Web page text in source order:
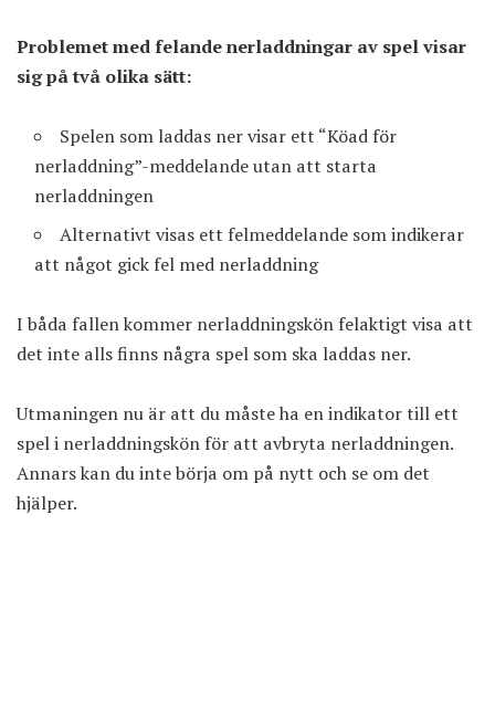
Problemet med felande nerladdningar av spel visar
sig på två olika sätt:
Spelen som laddas ner visar ett “Köad för
nerladdning”-meddelande utan att starta
nerladdningen
Alternativt visas ett felmeddelande som indikerar
att något gick fel med nerladdning
I båda fallen kommer nerladdningskön felaktigt visa att
det inte alls finns några spel som ska laddas ner.
Utmaningen nu är att du måste ha en indikator till ett
spel i nerladdningskön för att avbryta nerladdningen.
Annars kan du inte börja om på nytt och se om det
hjälper.